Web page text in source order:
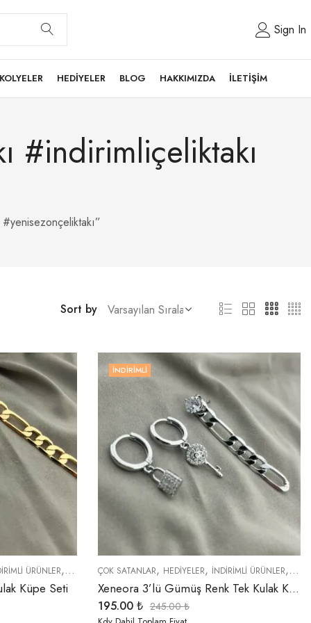
Sign In
KOLYELER HEDİYELER BLOG HAKKIMIZDA İLETİŞİM
#indirimliçeliktakı
Sort by
ÜRÜNLER, KÜPELER,TREND ÜRÜNLER,YENI GELENLER
Küpe Seti
İNDIRIMLI
ÇOK SATANLAR, HEDIYELER, İNDIRIMLI ÜRÜNLER,
Xeneora 3’lü Gümüş Renk Tek Kulak Küpe Seti
195.00 ₺ 245.00₺